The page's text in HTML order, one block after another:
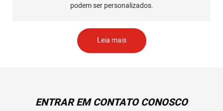
podem ser personalizados.
Leia mais
ENTRAR EM CONTATO CONOSCO